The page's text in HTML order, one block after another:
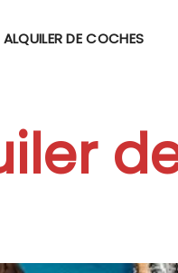
ALQUILER DE COCHES